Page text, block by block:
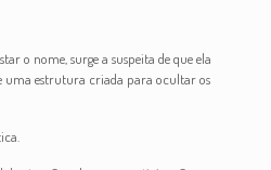
o nome, surge a suspeita de que ela
uma estrutura criada para ocultar os